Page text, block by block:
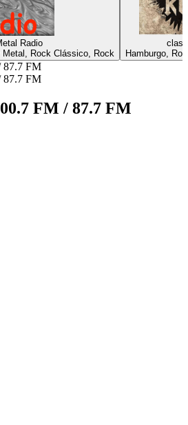
Radio
Rock Clássico, Rock
Hamburgo,
87.7 FM
87.7 FM
FM / 87.7 FM